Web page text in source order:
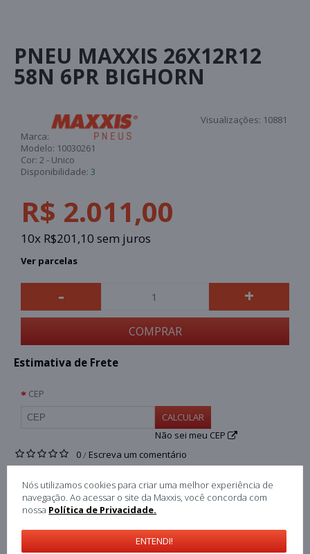
PNEU MAXXIS 26X12R12
58N 6PR BIGHORN
Visualizações: 10881
Marca:
Modelo: 10030261
Cor: 2 - Unico
Disponibilidade: 3
R$ 2.011,00
10x R$201,10 sem juros
Ver parcelas
- +
COMPRAR
Estimativa de Frete
CEP
CALCULAR
Não sei meu CEP
0/ Escreva um comentário
DESCRIÇÃO
ESPECIFICAÇÃO
COMENTÁRIOS (0)
Nós utilizamos cookies para criar uma melhor experiência de
navegação. Ao acessar o site da Maxxis, você concorda com
nossa Política de Privacidade.
ENTENDI!